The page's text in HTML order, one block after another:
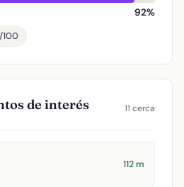
92%
100
de interés 11 cerca
112 m